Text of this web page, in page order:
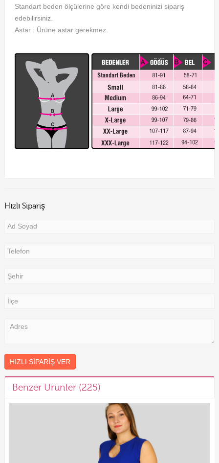
Standart beden ölçülerine göre kendi bedeninizi sipariş
edebilirsiniz.
Astar : Ürüne astar gerekmez .
Hızlı Sipariş
HIZLI SIPARIŞ VER
Benzer Ürünler (225)